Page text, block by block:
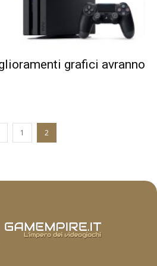
grafici avranno
1 2